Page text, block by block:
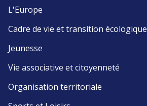
L'Europe
Cadre de vie et transition écologique
Jeunesse
Vie associative et citoyenneté
Organisation territoriale